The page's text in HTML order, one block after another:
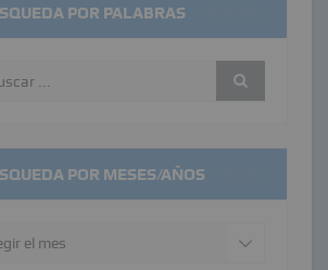
POR PALABRAS
POR MESES/AÑOS